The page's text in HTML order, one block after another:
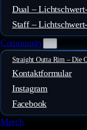
Dual –
Staff –
Community
Straight Outta Rim – Die
Kontaktformular
Instagram
Facebook
Merch